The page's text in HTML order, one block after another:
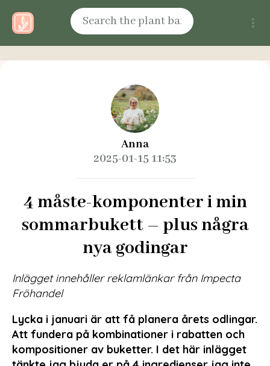
Anna
2025-01-15 11:53
4 måste-komponenter i min
sommarbukett – plus några
nya godingar
Inlägget innehåller reklamlänkar från Impecta
Fröhandel
Lycka i januari är att få planera årets odlingar.
Att fundera på kombinationer i rabatten och
kompositioner av buketter. I det här inlägget